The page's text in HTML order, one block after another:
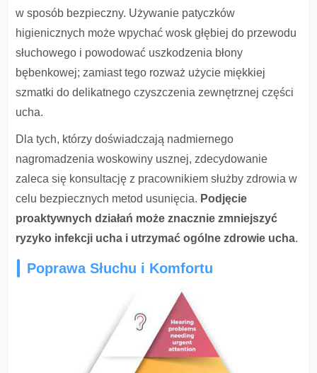
w sposób bezpieczny. Używanie patyczków
higienicznych może wpychać wosk głębiej do przewodu
słuchowego i powodować uszkodzenia błony
bębenkowej; zamiast tego rozważ użycie miękkiej
szmatki do delikatnego czyszczenia zewnętrznej części
ucha.
Dla tych, którzy doświadczają nadmiernego
nagromadzenia woskowiny usznej, zdecydowanie
zaleca się konsultację z pracownikiem służby zdrowia w
celu bezpiecznych metod usunięcia. Podjęcie
proaktywnych działań może znacznie zmniejszyć
ryzyko infekcji ucha i utrzymać ogólne zdrowie ucha.
Poprawa Słuchu i Komfortu